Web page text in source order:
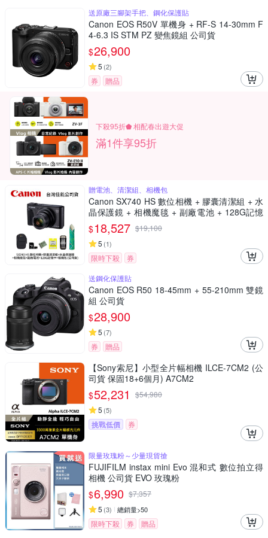
送原廠三腳架手把、鋼化保護貼
Canon EOS R50V 單機身 + RF-S 14-30mm F
4-6.3 IS STM PZ 變焦鏡組 公司貨
$26,900
5 (2)
券 贈品
下殺95折⬟ 相配春出遊大促
滿1件享95折
贈電池、清潔組、相機包
Canon SX740 HS 數位相機 + 膠囊清潔組 + 水
晶保護鏡 + 相機魔毯 + 副廠電池 + 128G記憶
卡 + 相機包 (公司貨)
$18,527 $19,100
5 (1)
限時下殺
券
送鋼化保護貼
Canon EOS R50 18-45mm + 55-210mm 雙鏡
組 公司貨
$28,900
5 (7)
券 贈品
【Sony索尼】小型全片幅相機 ILCE-7CM2 (公
司貨 保固18+6個月) A7CM2
$52,231 $54,980
5 (5)
挑戰低價 券
限量玫瑰粉～少量現貨搶
FUJIFILM instax mini Evo 混和式 數位拍立得
相機 公司貨 EVO 玫瑰粉
$6,990 $7,357
5 (3) 總銷量>50
限時下殺 券
贈品